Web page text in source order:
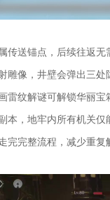
传送锚点，后续往返
雕像，井壁会弹出三
雷纹解谜可解锁华丽
本，地牢内所有机关
完整流程，减少重复